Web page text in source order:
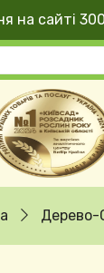
на сайті
Дерево-